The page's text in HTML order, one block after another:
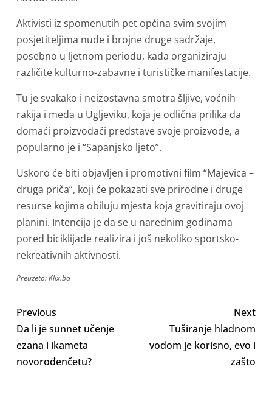
Aktivisti iz spomenutih pet općina svim svojim
posjetiteljima nude i brojne druge sadržaje,
posebno u ljetnom periodu, kada organiziraju
različite kulturno-zabavne i turističke manifestacije.
Tu je svakako i neizostavna smotra šljive, voćnih
rakija i meda u Ugljeviku, koja je odlična prilika da
domaći proizvođači predstave svoje proizvode, a
popularno je i “Sapanjsko ljeto”.
Uskoro će biti objavljen i promotivni film “Majevica –
druga priča”, koji će pokazati sve prirodne i druge
resurse kojima obiluju mjesta koja gravitiraju ovoj
planini. Intencija je da se u narednim godinama
pored biciklijade realizira i još nekoliko sportsko-
rekreativnih aktivnosti.
Preuzeto: Klix.ba
Previous
Da li je sunnet učenje
ezana i ikameta
novorođenčetu?
Next
Tuširanje hladnom
vodom je korisno, evo i
zašto